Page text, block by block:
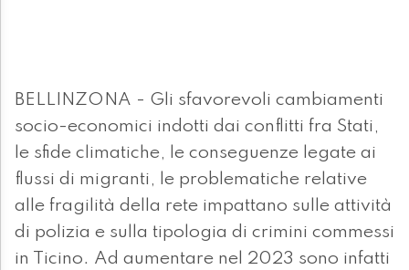
BELLINZONA - Gli sfavorevoli cambiamenti
socio-economici indotti dai conflitti fra Stati,
le sfide climatiche, le conseguenze legate ai
flussi di migranti, le problematiche relative
alle fragilità della rete impattano sulle attività
di polizia e sulla tipologia di crimini commessi
in Ticino. Ad aumentare nel 2023 sono infatti